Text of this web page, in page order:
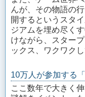
んが、その物語の
開するというスタ
ジアムを埋め尽く
けながら、スター
ックス、ワクワク
10万人が参加する「
ここ数年で大きく